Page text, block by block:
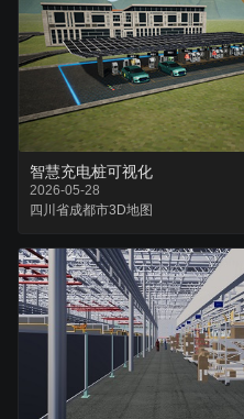
智慧充电桩可视化
2026-05-28
四川省成都市3D地图